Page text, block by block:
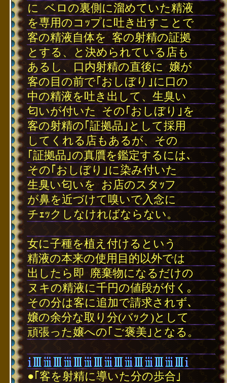
に ベロの裏側に溜めていた精液
を専用のコｯプに吐き出すことで
客の精液自体を 客の射精の証拠
とする、と決められている店も
あるし、口内射精の直後に ･嬢が
客の目の前で｢おしぼり｣に口の
中の精液を吐き出して、生臭い
匂いが付いた
その｢おしぼり｣を
客の射精の｢証拠品｣として採用
してくれる店もあるが、その
｢証拠品｣の真贋を鑑定するには､
その｢おしぼり｣に染み付いた
生臭い匂いを お店のスタｯフ
が鼻を近づけて嗅いで入念に
チｪｯクしなければならない。
女に子種を植え付けるという
精液の本来の使用目的以外では
出したら即 廃棄物になるだけの
ヌキの精液に千円の値段が付く｡
その分は客に追加で請求されず､
嬢の余分な取り分(バｯク)として
頑張った嬢への｢ご褒美｣となる。
●｢客を射精に導いた分の歩合｣